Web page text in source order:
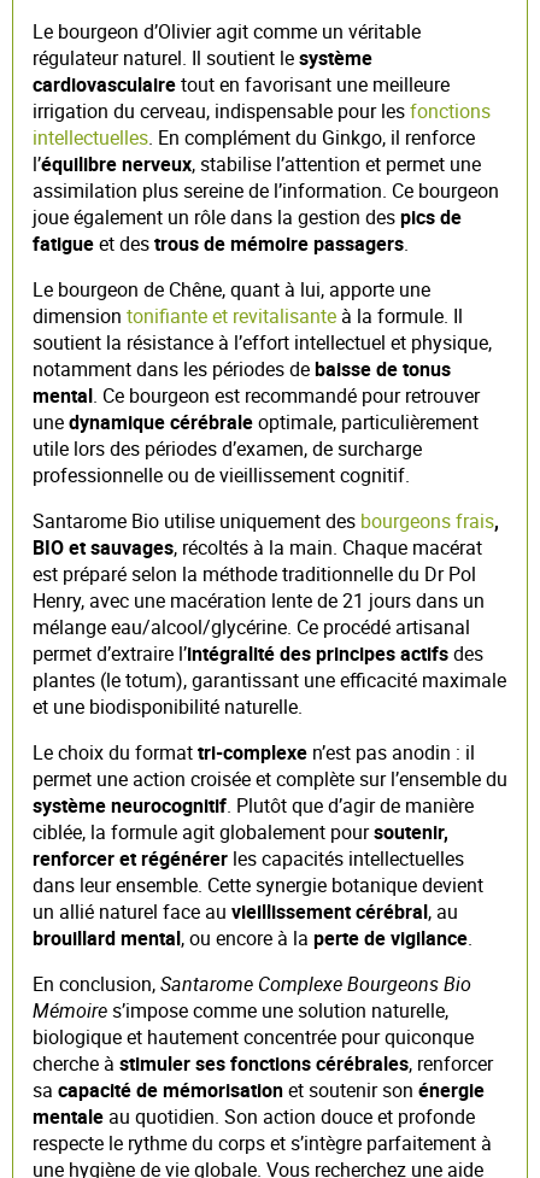
Le bourgeon d’Olivier agit comme un véritable
régulateur naturel. Il soutient lesystème
cardiovasculairetout en favorisant une meilleure
irrigation du cerveau, indispensable pour lesfonctions
intellectuelles. En complément du Ginkgo, il renforce
l’équilibre nerveux, stabilise l’attention et permet une
assimilation plus sereine de l’information. Ce bourgeon
joue également un rôle dans la gestion despics de
fatigueet destrous de mémoire passagers.
Le bourgeon de Chêne, quant à lui, apporte une
dimension tonifiante et revitalisante à la formule. Il
soutient la résistance à l’effort intellectuel et physique,
notamment dans les périodes debaisse de tonus
mental. Ce bourgeon est recommandé pour retrouver
unedynamique cérébraleoptimale, particulièrement
utile lors des périodes d’examen, de surcharge
professionnelle ou de vieillissement cognitif.
Santarome Bio utilise uniquement des bourgeons frais,
BIO et sauvages, récoltés à la main. Chaque macérat
est préparé selon la méthode traditionnelle du Dr Pol
Henry, avec une macération lente de 21 jours dans un
mélange eau/alcool/glycérine. Ce procédé artisanal
permet d’extraire l’intégralité des principes actifsdes
plantes (le totum), garantissant une efficacité maximale
et une biodisponibilité naturelle.
Le choix du formattri-complexe n’est pas anodin : il
permet une action croisée et complète sur l’ensemble du
système neurocognitif. Plutôt que d’agir de manière
ciblée, la formule agit globalement poursoutenir,
renforcer et régénérer les capacités intellectuelles
dans leur ensemble. Cette synergie botanique devient
un allié naturel face au vieillissement cérébral, au
brouillard mental, ou encore à la perte de vigilance.
En conclusion,Santarome Complexe Bourgeons Bio
Mémoires’impose comme une solution naturelle,
biologique et hautement concentrée pour quiconque
cherche à stimuler ses fonctions cérébrales, renforcer
sa capacité de mémorisationet soutenir son énergie
mentale au quotidien. Son action douce et profonde
respecte le rythme du corps et s’intègre parfaitement à
une hygiène de vie globale. Vous recherchez une aide